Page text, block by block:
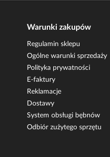
Warunki zakupów
Regulamin sklepu
Ogólne warunki sprzedaży
Polityka prywatności
E-faktury
Reklamacje
Dostawy
System obsługi bębnów
Odbiór zużytego sprzętu